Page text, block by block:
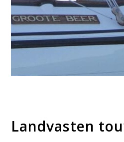
Landvasten